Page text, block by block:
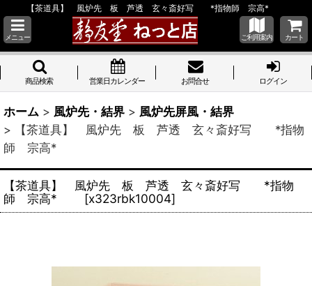
【茶道具】 風炉先 板 芦透 玄々斎好写 *指物師 宗高*
メニュー ご利用案内 カート
商品検索 営業日カレンダー お問合せ ログイン
ホーム > 風炉先・結界 > 風炉先屏風・結界
>
【茶道具】 風炉先 板 芦透 玄々斎好写 *指物
師 宗高*
【茶道具】 風炉先 板 芦透 玄々斎好写 *指物
師 宗高*
[x323rbk10004]